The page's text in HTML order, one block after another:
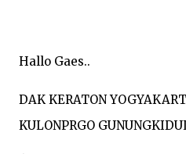
Hallo Gaes..
DAK KERATON
KULONPRGO